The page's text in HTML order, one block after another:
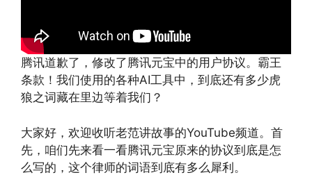
腾讯道歉了，修改了腾讯元宝中的用户协议。霸王
条款！我们使用的各种AI工具中，到底还有多少虎
狼之词藏在里边等着我们？
大家好，欢迎收听老范讲故事的YouTube频道。首
先，咱们先来看一看腾讯元宝原来的协议到底是怎
么写的，这个律师的词语到底有多么犀利。